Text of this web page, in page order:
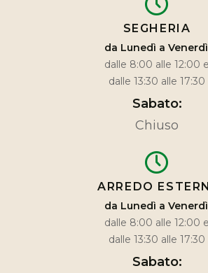
SEGHERIA
da Lunedì a
dalle 8:00 alle 12:00 e
dalle 13:30 alle 17:30
Sabato:
Chiuso
ARREDO
da Lunedì a
dalle 8:00 alle 12:00 e
dalle 13:30 alle 17:30
Sabato: